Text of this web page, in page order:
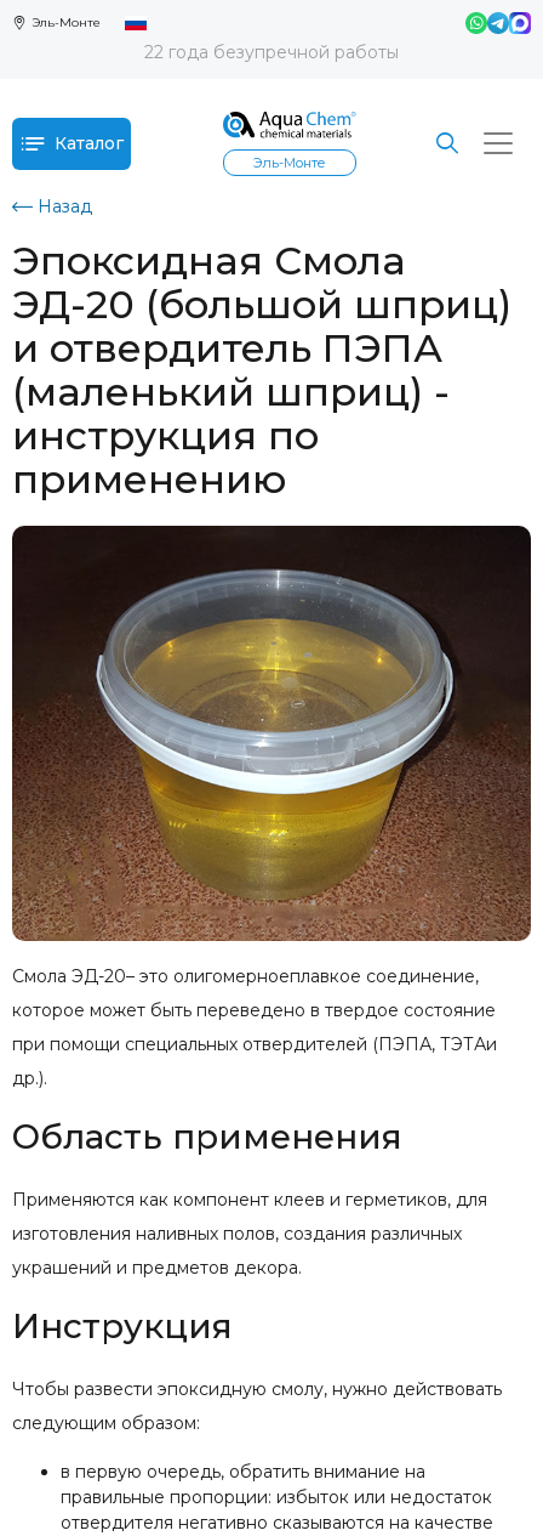
Эль-Монте
22 года безупречной работы
Каталог
Эль-Монте
Назад
Эпоксидная Смола
ЭД-20 (большой шприц)
и отвердитель ПЭПА
(маленький шприц) -
инструкция по
применению
Смола ЭД-20– это олигомерноеплавкое соединение,
которое может быть переведено в твердое состояние
при помощи специальных отвердителей (ПЭПА, ТЭТАи
др.).
Область применения
Применяются как компонент клеев и герметиков, для
изготовления наливных полов, создания различных
украшений и предметов декора.
Инструкция
Чтобы развести эпоксидную смолу, нужно действовать
следующим образом:
в первую очередь, обратить внимание на
правильные пропорции: избыток или недостаток
отвердителя негативно сказываются на качестве